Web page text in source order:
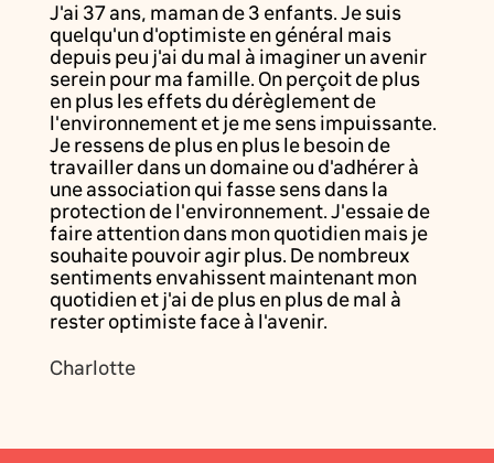
J'ai 37 ans, maman de 3 enfants. Je suis
quelqu'un d'optimiste en général mais
depuis peu j'ai du mal à imaginer un avenir
serein pour ma famille. On perçoit de plus
en plus les effets du dérèglement de
l'environnement et je me sens impuissante.
Je ressens de plus en plus le besoin de
travailler dans un domaine ou d'adhérer à
une association qui fasse sens dans la
protection de l'environnement. J'essaie de
faire attention dans mon quotidien mais je
souhaite pouvoir agir plus. De nombreux
sentiments envahissent maintenant mon
quotidien et j'ai de plus en plus de mal à
rester optimiste face à l'avenir.
Charlotte